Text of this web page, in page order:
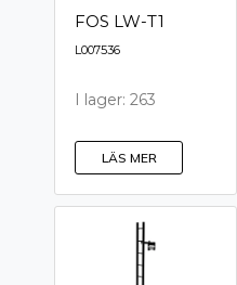
FOS LW-T1
L007536
I lager: 263
LÄS MER